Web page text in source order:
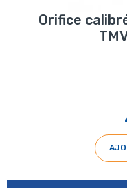
Orifice